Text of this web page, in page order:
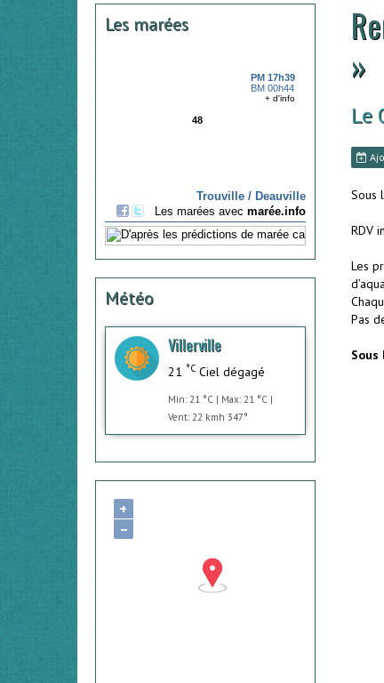
»
Le
Sous
RDV
Les
Pas
Sous
Les marées
Météo
Villerville
21 °C Ciel dégagé
Min: 21 °C | Max: 21 °C |
Vent: 22 kmh 347°
+
−